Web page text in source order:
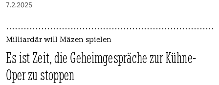
7.2.2025
Milliardär will Mäzen spielen
Es ist Zeit, die Geheimgespräche zur Kühne-
Oper zu stoppen